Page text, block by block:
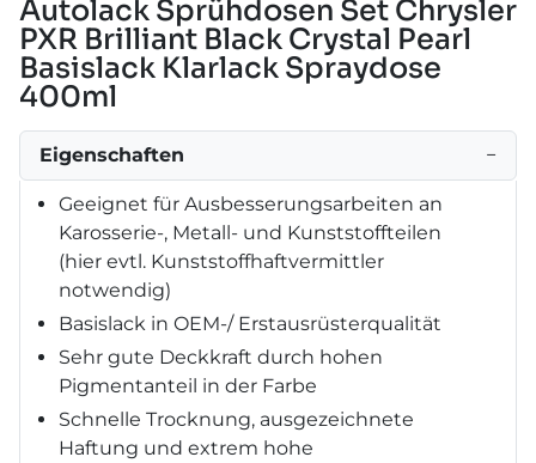
Autolack Sprühdosen Set Chrysler
PXR Brilliant Black Crystal Pearl
Basislack Klarlack Spraydose
400ml
Eigenschaften −
Geeignet für Ausbesserungsarbeiten an
Karosserie-, Metall- und Kunststoffteilen
(hier evtl. Kunststoffhaftvermittler
notwendig)
Basislack in OEM-/ Erstausrüsterqualität
Sehr gute Deckkraft durch hohen
Pigmentanteil in der Farbe
Schnelle Trocknung, ausgezeichnete
Haftung und extrem hohe